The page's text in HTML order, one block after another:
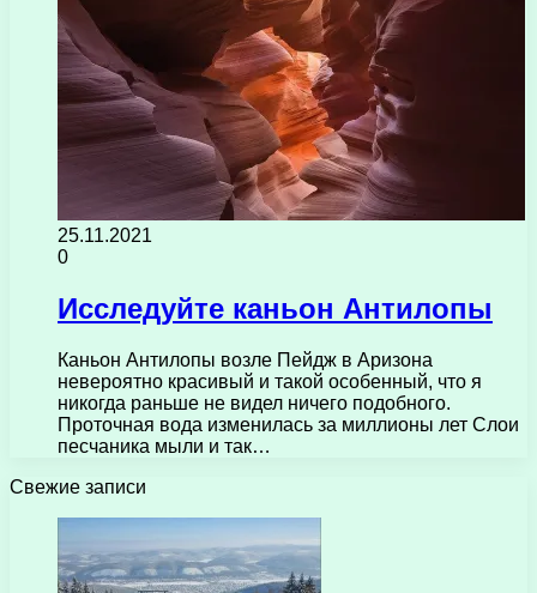
25.11.2021
0
Исследуйте каньон Антилопы
Каньон Антилопы возле Пейдж в Аризона
невероятно красивый и такой особенный, что я
никогда раньше не видел ничего подобного.
Проточная вода изменилась за миллионы лет Слои
песчаника мыли и так…
Свежие записи